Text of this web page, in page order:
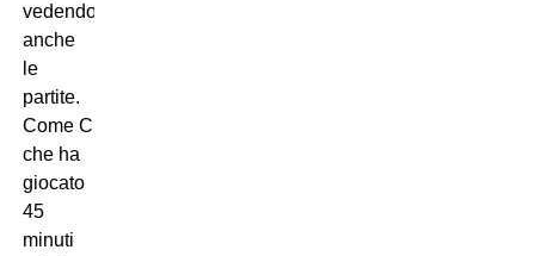
vedendo
anche
le
partite.
Come Charpe
che ha
giocato
45
minuti